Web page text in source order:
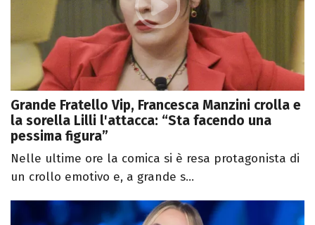
Grande Fratello Vip, Francesca Manzini crolla e
la sorella Lilli l'attacca: “Sta facendo una
pessima figura”
Nelle ultime ore la comica si è resa protagonista di
un crollo emotivo e, a grande s...